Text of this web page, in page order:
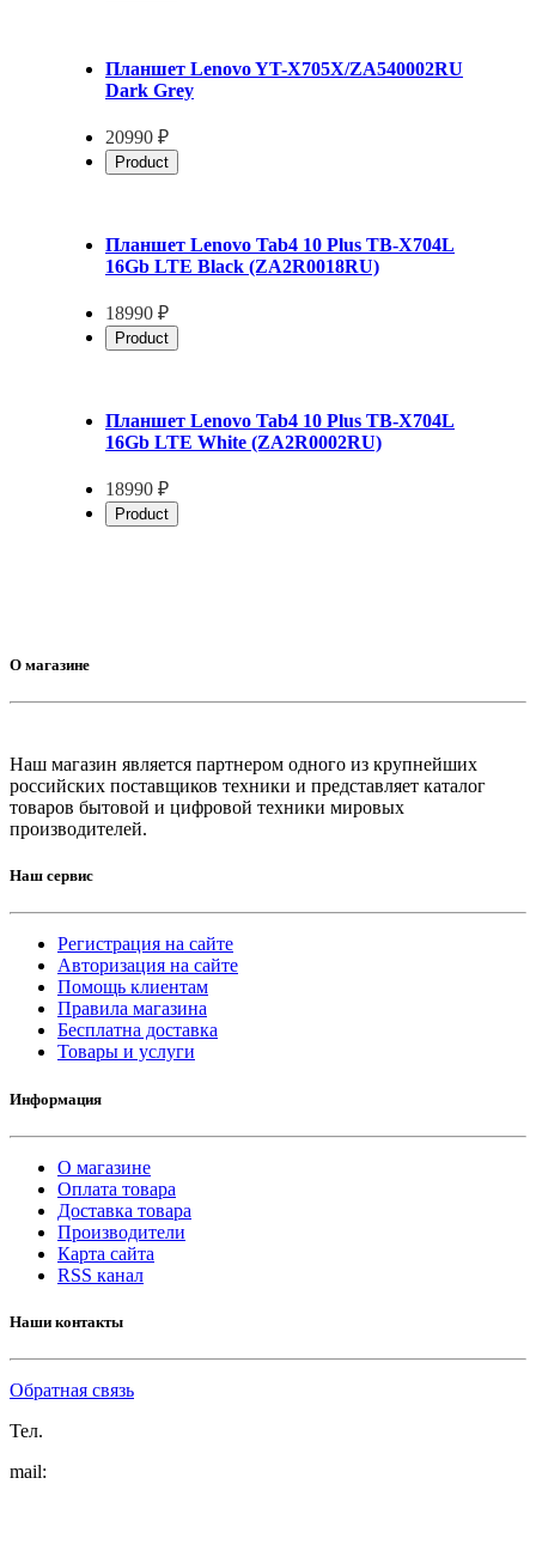
Планшет Lenovo YT-X705X/ZA540002RU
Dark Grey
20990 ₽
Product
Планшет Lenovo Tab4 10 Plus TB-X704L
16Gb LTE Black (ZA2R0018RU)
18990 ₽
Product
Планшет Lenovo Tab4 10 Plus TB-X704L
16Gb LTE White (ZA2R0002RU)
18990 ₽
Product
О магазине
Наш магазин является партнером одного из крупнейших
российских поставщиков техники и представляет каталог
товаров бытовой и цифровой техники мировых
производителей.
Наш сервис
Регистрация на сайте
Авторизация на сайте
Помощь клиентам
Правила магазина
Бесплатна доставка
Товары и услуги
Информация
О магазине
Оплата товара
Доставка товара
Производители
Карта сайта
RSS канал
Наши контакты
Обратная связь
Тел.
mail: